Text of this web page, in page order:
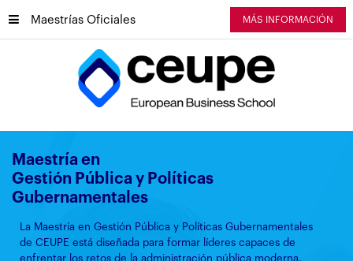
Maestrías Oficiales MÁS INFORMACIÓN
Maestría en
Gestión Pública y Políticas
Gubernamentales
La Maestría en Gestión Pública y Políticas Gubernamentales
de CEUPE está diseñada para formar líderes capaces de
enfrentar los retos de la administración pública moderna,